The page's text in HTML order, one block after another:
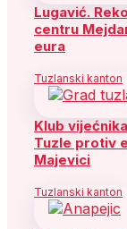
Lugavić.
centru
eura
Tuzlanski kanton
Klub
Tuzle protiv
Majevici
Tuzlanski kanton